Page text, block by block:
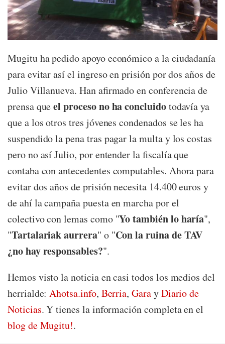
Mugitu ha pedido apoyo económico a la ciudadanía
para evitar así el ingreso en prisión por dos años de
Julio Villanueva. Han afirmado en conferencia de
prensa queel proceso no ha concluidotodavía ya
que a los otros tres jóvenes condenados se les ha
suspendido la pena tras pagar la multa y los costas
pero no así Julio, por entender la fiscalía que
contaba con antecedentes computables. Ahora para
evitar dos años de prisión necesita 14.400 euros y
de ahí la campaña puesta en marcha por el
colectivo con lemas como "Yo también lo haría",
"Tartalariak aurrera" o "Con la ruina de TAV
¿no hay responsables?".
Hemos visto la noticia en casi todos los medios del
herrialde:Ahotsa.info, Berria,GarayDiario de
Noticias. Y tienes la información completa en el
blog de Mugitu!.